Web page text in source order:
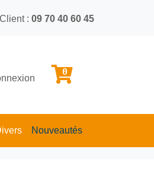
: 09 70 40 60 45
0
Nouveautés